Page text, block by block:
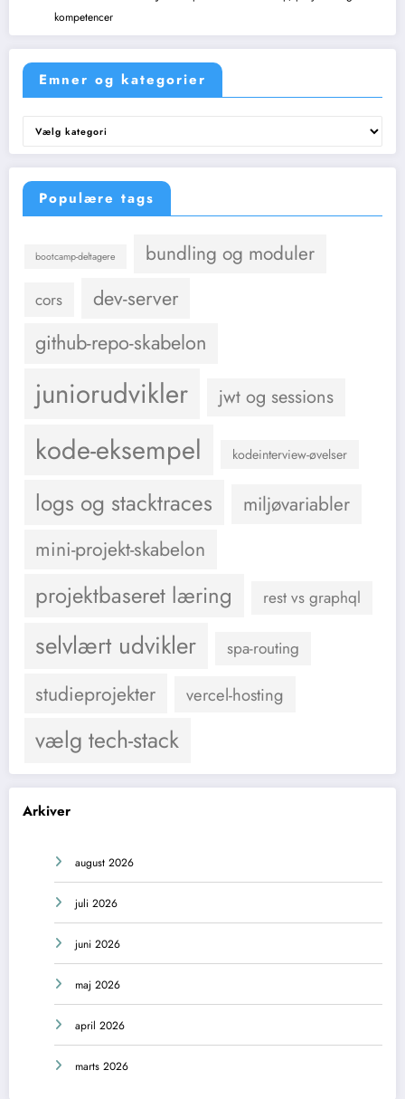
kompetencer
Emner og kategorier
kategorier
Populære tags
bootcamp-deltagere bundling og moduler
cors
dev-server
github-repo-skabelon
juniorudvikler jwt og sessions
kode-eksempel kodeinterview-øvelser
logs og stacktraces miljøvariabler
mini-projekt-skabelon
projektbaseret læring rest vs graphql
selvlært udvikler spa-routing
studieprojekter vercel-hosting
vælg tech-stack
Arkiver
august 2026
juli 2026
juni 2026
maj 2026
april 2026
marts 2026